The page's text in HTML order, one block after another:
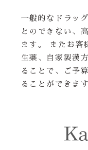
一般的なドラッ
とのできない、
ます。 またお客
生薬、自家製漢
ることで、ご予
ることができます